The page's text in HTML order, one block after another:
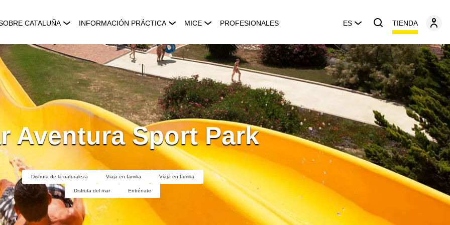
CATALUÑA INFORMACIÓN PRÁCTICA MICE PROFESIONALES ES TIENDA
Aventura Sport Park
Disfruta de la naturaleza Viaja en familia Viaja en familia
Disfruta del mar Entrénate